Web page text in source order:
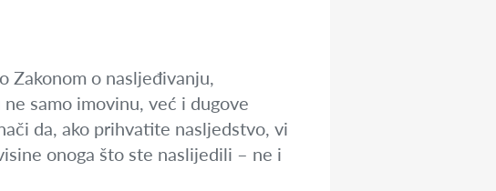
Zakonom o nasljeđivanju,
samo imovinu, već i dugove
da, ako prihvatite nasljedstvo, vi
onoga što ste naslijedili – ne i